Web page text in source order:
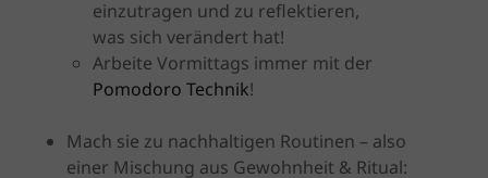
einzutragen und zu reflektieren,
was sich verändert hat!
Arbeite Vormittags immer mit der
Pomodoro Technik!
Mach sie zu nachhaltigen Routinen – also
einer Mischung aus Gewohnheit & Ritual: